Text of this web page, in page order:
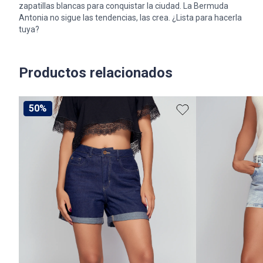
zapatillas blancas para conquistar la ciudad. La Bermuda
Antonia no sigue las tendencias, las crea. ¿Lista para hacerla
tuya?
Productos relacionados
50%